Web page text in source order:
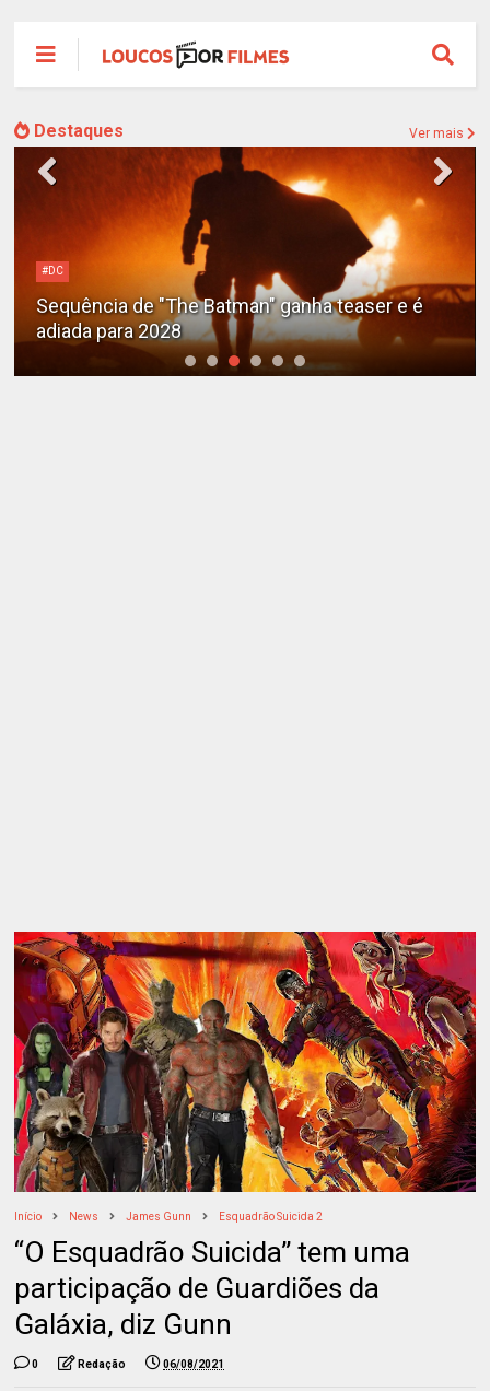
Destaques Ver mais
#DC
Sequência de "The Batman" ganha teaser e é
adiada para 2028
Início News James Gunn Esquadrão Suicida 2
“O Esquadrão Suicida” tem uma
participação de Guardiões da
Galáxia, diz Gunn
0 Redação 06/08/2021